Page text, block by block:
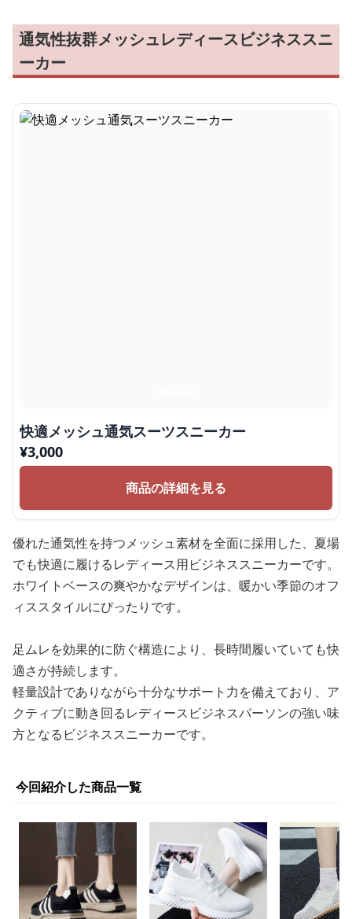
通気性抜群メッシュレディースビジネススニ
ーカー
快適メッシュ通気スーツスニーカー
¥3,000
商品の詳細を見る
優れた通気性を持つメッシュ素材を全面に採用した、夏場
でも快適に履けるレディース用ビジネススニーカーです。
ホワイトベースの爽やかなデザインは、暖かい季節のオフ
ィススタイルにぴったりです。
足ムレを効果的に防ぐ構造により、長時間履いていても快
適さが持続します。
軽量設計でありながら十分なサポート力を備えており、ア
クティブに動き回るレディースビジネスパーソンの強い味
方となるビジネススニーカーです。
今回紹介した商品一覧